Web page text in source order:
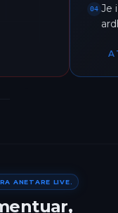
04 Je
ANETARE LIVE.